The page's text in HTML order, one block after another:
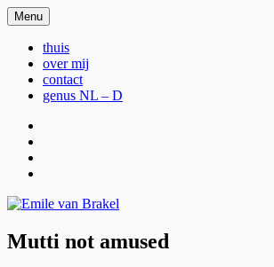
Ga
naar
inhoud
Emile van Brakel
webstek Emile van Brakel
Menu
thuis
over mij
contact
genus NL – D
–
Mutti not amused